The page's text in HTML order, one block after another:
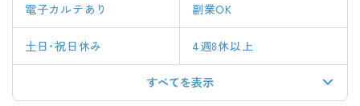
電子カルテあり 副業OK
土日・祝日休み 4週8休以上
すべてを表示